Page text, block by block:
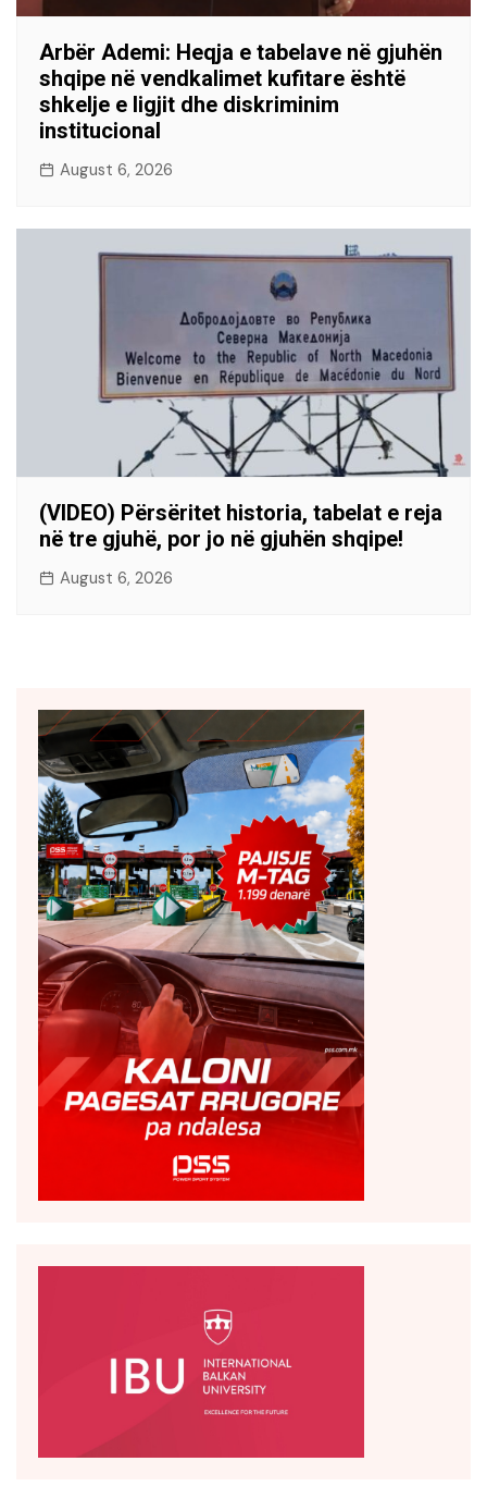
Arbër Ademi: Heqja e tabelave në gjuhën
shqipe në vendkalimet kufitare është
shkelje e ligjit dhe diskriminim
institucional
August 6, 2026
(VIDEO) Përsëritet historia, tabelat e reja
në tre gjuhë, por jo në gjuhën shqipe!
August 6, 2026